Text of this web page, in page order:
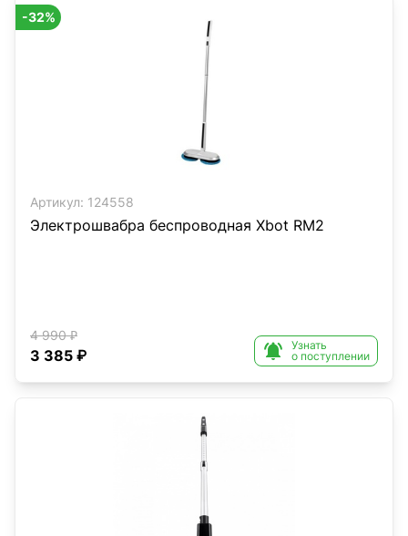
Артикул: 124558
Электрошвабра беспроводная Xbot RM2
4 990 ₽
3 385 ₽ 
Узнать
о поступлении
-32%